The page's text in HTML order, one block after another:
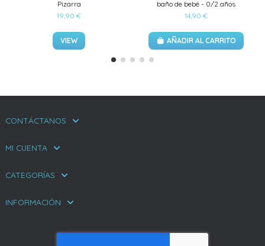
Pizarra
19,90 €
VIEW
baño de bebé - 0/2 años
14,90 €
AÑADIR AL CARRITO
CONTÁCTANOS
MI CUENTA
CATEGORÍAS
INFORMACIÓN